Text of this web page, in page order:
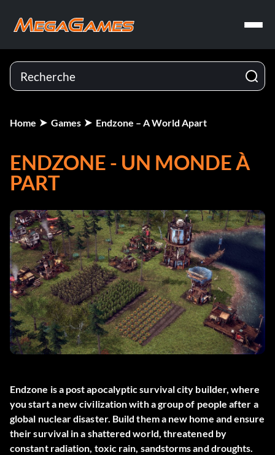
Home Games Endzone – A World Apart
ENDZONE - UN MONDE À
PART
Endzone is a post apocalyptic survival city builder, where
you start a new civilization with a group of people after a
global nuclear disaster. Build them a new home and ensure
their survival in a shattered world, threatened by
constant radiation, toxic rain, sandstorms and droughts.